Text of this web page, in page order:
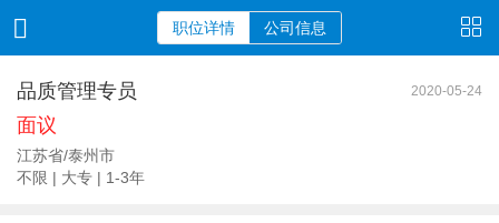
职位详情 公司信息
品质管理专员 2020-05-24
面议
江苏省/泰州市
不限 | 大专 | 1-3年